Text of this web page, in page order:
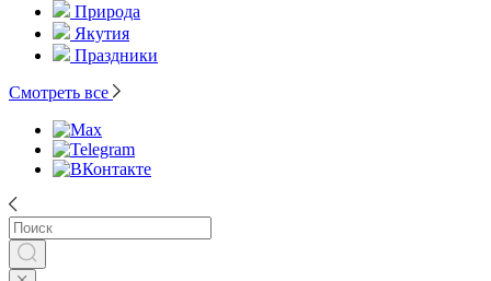
Природа
Якутия
Праздники
Смотреть все